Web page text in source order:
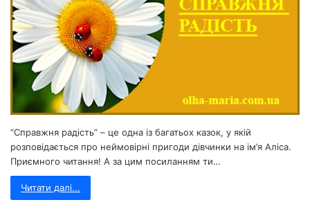
“Справжня радість” – це одна із багатьох казок, у якій
розповідається про неймовірні пригоди дівчинки на ім’я Аліса.
Приємного читання! А за цим посиланням ти…
Читати далі...